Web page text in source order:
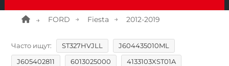
FORD Fiesta 2012-2019
Часто ищут: ST327HVJLL
J604435010ML
J605402811
6013025000
4133103XST01A